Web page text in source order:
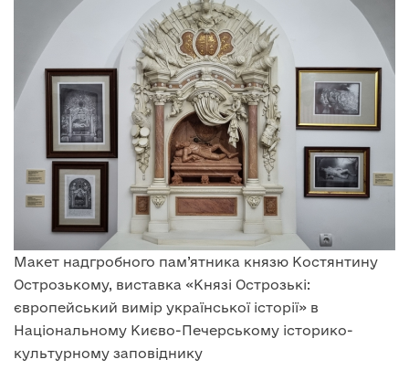
Макет надгробного пам’ятника князю Костянтину
Острозькому, виставка «Князі Острозькі:
європейський вимір української історії» в
Національному Києво-Печерському історико-
культурному заповіднику